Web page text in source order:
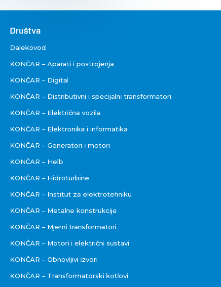
Društva
Društva
Dalekovod
KONČAR – Aparati i postrojenja
KONČAR – Digital
KONČAR – Distributivni i specijalni transformatori
KONČAR – Električna vozila
KONČAR – Elektronika i informatika
KONČAR – Generatori i motori
KONČAR – Helb
KONČAR – Hidroturbine
KONČAR – Institut za elektrotehniku
KONČAR – Metalne konstrukcije
KONČAR – Mjerni transformatori
KONČAR – Motori i električni sustavi
KONČAR – Obnovljivi izvori
KONČAR – Transformatorski kotlovi